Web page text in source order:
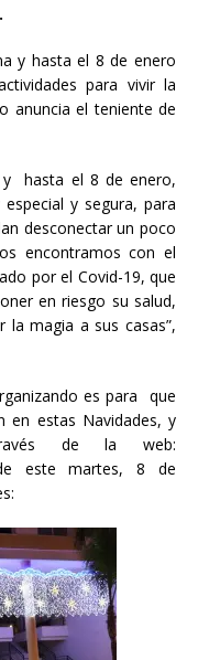
y hasta el 8 de enero
para vivir la
anuncia el teniente de
hasta el 8 de enero,
y segura, para
desconectar un poco
encontramos con el
por el Covid-19, que
en riesgo su salud,
magia a sus casas”,
es para que
en estas Navidades, y
de la web:
este martes, 8 de